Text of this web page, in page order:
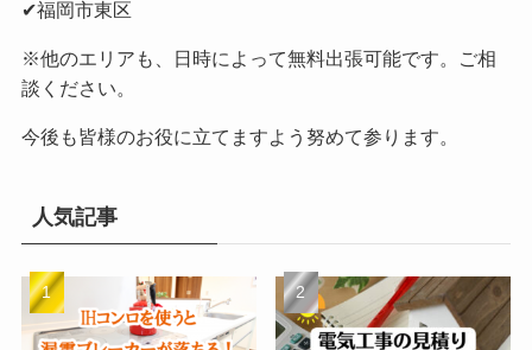
✔︎福岡市東区
※他のエリアも、日時によって無料出張可能です。ご相
談ください。
今後も皆様のお役に立てますよう努めて参ります。
人気記事